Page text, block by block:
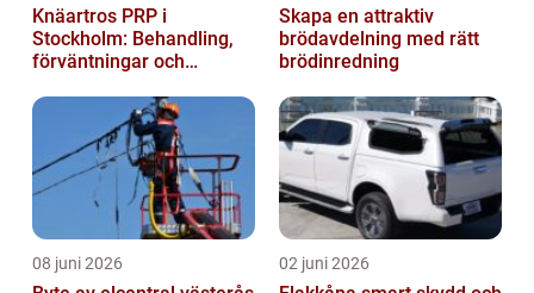
Knäartros PRP i
Stockholm: Behandling,
förväntningar och
Skapa en attraktiv
brödavdelning med rätt
brödinredning
08 juni 2026 02 juni 2026